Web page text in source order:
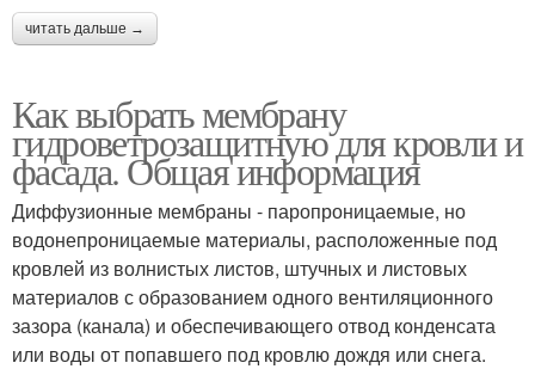
читать дальше →
Как выбрать мембрану
гидроветрозащитную для кровли и
фасада. Общая информация
Диффузионные мембраны - паропроницаемые, но
водонепроницаемые материалы, расположенные под
кровлей из волнистых листов, штучных и листовых
материалов с образованием одного вентиляционного
зазора (канала) и обеспечивающего отвод конденсата
или воды от попавшего под кровлю дождя или снега.